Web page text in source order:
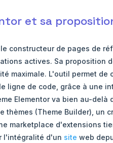
et sa
constructeur de pages de
actives. Sa proposition
maximale. L'outil permet de
ligne de code, grâce à une
Elementor va bien au-delà
thèmes (Theme Builder), un
marketplace d'extensions
l'intégralité d'un site web